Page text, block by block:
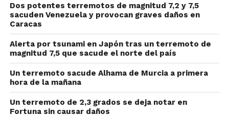
Dos potentes terremotos de magnitud 7,2 y 7,5
sacuden Venezuela y provocan graves daños en
Caracas
Alerta por tsunami en Japón tras un terremoto de
magnitud 7,5 que sacude el norte del país
Un terremoto sacude Alhama de Murcia a primera
hora de la mañana
Un terremoto de 2,3 grados se deja notar en
Fortuna sin causar daños